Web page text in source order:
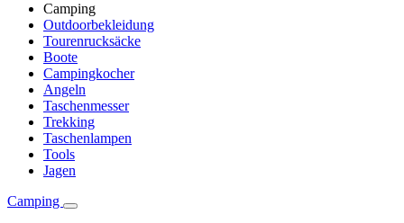
Camping
Outdoorbekleidung
Tourenrucksäcke
Boote
Campingkocher
Angeln
Taschenmesser
Trekking
Taschenlampen
Tools
Jagen
Camping